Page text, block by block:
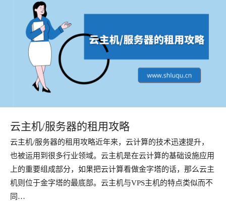
云主机/服务器的租用攻略
云主机/服务器的租用攻略近年来，云计算的技术迅速提升，
也被运用到很多行业领域。云主机是在云计算的基础设施应用
上的重要组成部分，如果把云计算看做金字塔的话，那么云主
机则位于金字塔的最底部。云主机与VPS主机的特点类似而不
同…